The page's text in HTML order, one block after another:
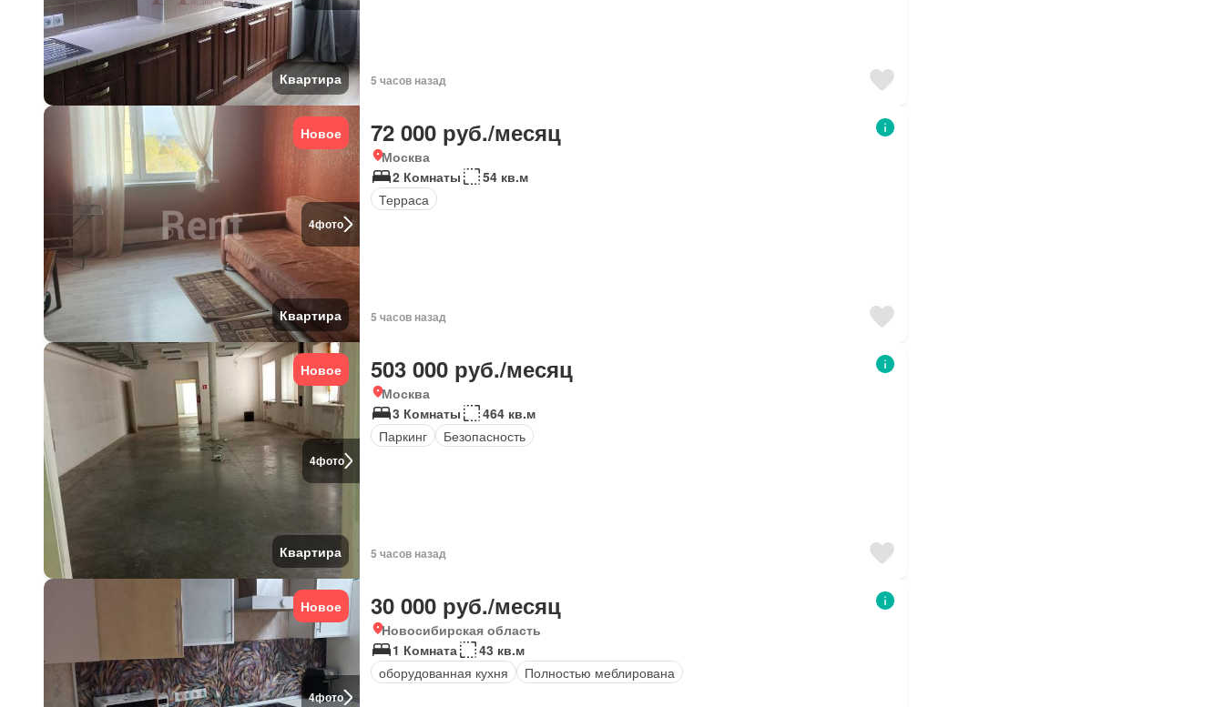
Квартира 5 часов назад
4фото
Новое
Квартира
72 000 руб./месяц
Москва
2 Комнаты
54 кв.м
Терраса
5 часов назад
4фото
Новое
Квартира
503 000 руб./месяц
Москва
3 Комнаты
464 кв.м
Паркинг
Безопасность
5 часов назад
4фото
Новое 30 000 руб./месяц
Новосибирская область
1 Комната
43 кв.м
оборудованная кухня
Полностью меблирована